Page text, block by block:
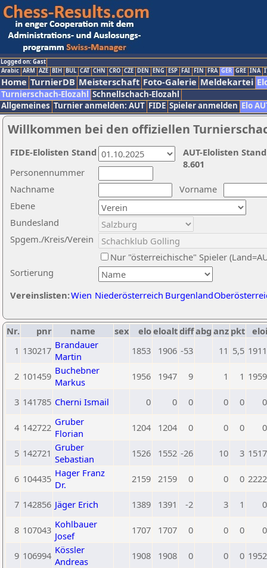
Logged on: Gast
Arabic ARM AZE BIH BUL CAT CHN CRO CZE DEN ENG ESP FAI FIN FRA GER GRE INA
Home TurnierDB Meisterschaft Foto-Galerie Meldekartei
Turnierschach-Elozahl Schnellschach-Elozahl
Allgemeines Turnier anmelden: AUT FIDE Spieler anmelden Elo
Willkommen bei den offiziellen
Nachname
Vorname
Ebene
Sortierung
Personennummer
Bundesland
Spgem./Kreis/Verein
Nur "österreichische" Spieler
Vereinslisten:Wien Niederösterreich Burgenland
AUT-Elolisten
8.601
FIDE-Elolisten Stand
Nr. pnr name sex eloeloaltdiffabg anz pkt eloi
1 130217 Brandauer
Martin
1853 1906 -53 11 5,5 1911
2 101459 Buchebner
Markus
1956 1947 9 1 1 1959
3 141785 Cherni Ismail 0 0 0 0 0 0
4 142722 Gruber
Florian
1204 1204 0 0 0 0
5 142721 Gruber
Sebastian
1526 1552 -26 10 3 1517
6 104435 Hager Franz
Dr.
2159 2159 0 0 0 2222
7 142856 Jäger Erich 1389 1391 -2 3 1 0
8 107043 Kohlbauer
Josef
1707 1707 0 0 0 0
9 106994 Kössler
Andreas
1908 1908 0 0 0 1952